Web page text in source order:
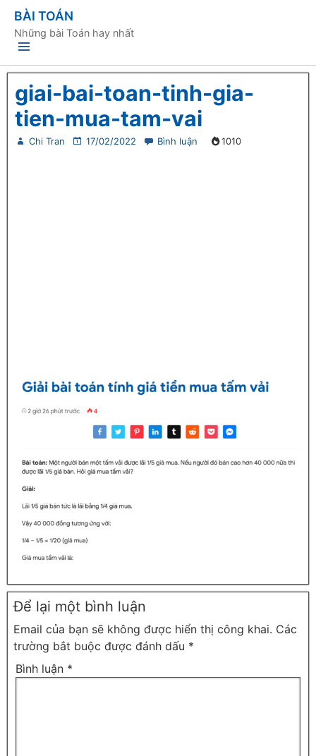
BÀI TOÁN
Những bài Toán hay nhất
giai-bai-toan-tinh-gia-
tien-mua-tam-vai
Chi Tran 17/02/2022 Bình luận 1010
Để lại một bình luận
Email của bạn sẽ không được hiển thị công khai. Các
trường bắt buộc được đánh dấu *
Bình luận *